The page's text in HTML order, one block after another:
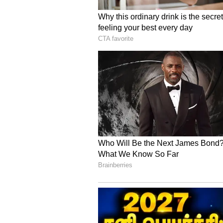
Image Credit :X/Twitter
நம்பிக்கை
இதேபோல், விசிகவும்,
ஆதரவு அளிப்பதாக
இணைந்தது. மேலும் சிபிஎம்
வழங்கி வருகிறது. அதேபோல்
பெற்ற மன்னார்குடி எம்எல்ஏ
சி.வி. சண்முகம்
வாக்களித்து எடப்பாடி